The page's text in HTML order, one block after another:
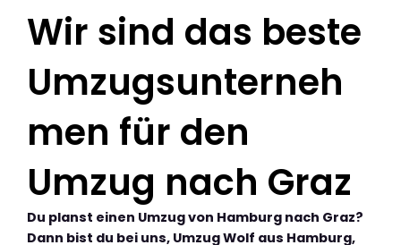
Wir sind das beste
Umzugsunterneh
men für den
Umzug nach Graz
Du planst einen Umzug von Hamburg nach Graz?
Dann bist du bei uns, Umzug Wolf aus Hamburg,